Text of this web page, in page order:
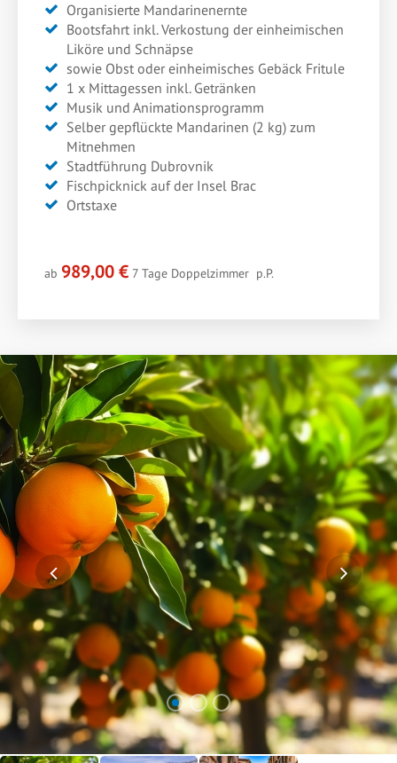
Organisierte Mandarinenernte
Bootsfahrt inkl. Verkostung der einheimischen
Liköre und Schnäpse
sowie Obst oder einheimisches Gebäck Fritule
1 x Mittagessen inkl. Getränken
Musik und Animationsprogramm
Selber gepflückte Mandarinen (2 kg) zum
Mitnehmen
Stadtführung Dubrovnik
Fischpicknick auf der Insel Brac
Ortstaxe
ab 989,00 € 7 Tage Doppelzimmer p.P.